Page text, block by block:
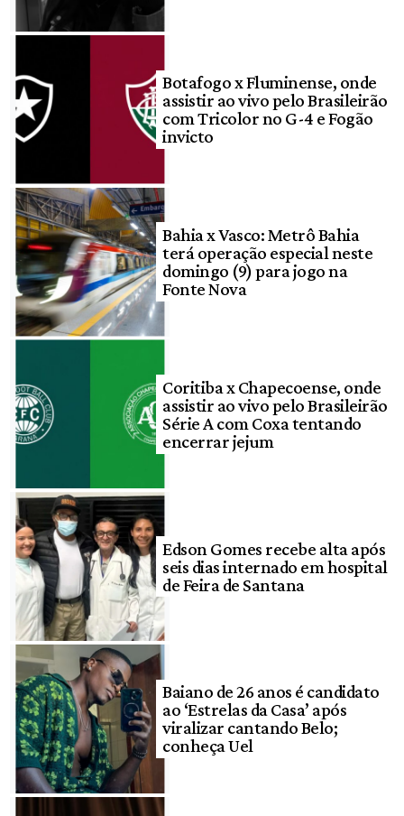
Botafogo x Fluminense, onde
assistir ao vivo pelo Brasileirão
com Tricolor no G-4 e Fogão
invicto
Bahia x Vasco: Metrô Bahia
terá operação especial neste
domingo (9) para jogo na
Fonte Nova
Coritiba x Chapecoense, onde
assistir ao vivo pelo Brasileirão
Série A com Coxa tentando
encerrar jejum
Edson Gomes recebe alta após
seis dias internado em hospital
de Feira de Santana
Baiano de 26 anos é candidato
ao ‘Estrelas da Casa’ após
viralizar cantando Belo;
conheça Uel